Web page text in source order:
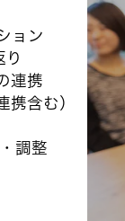
ョン
り
連携
含む）
調整